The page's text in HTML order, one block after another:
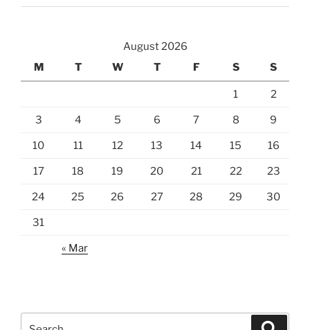
August 2026
M
T W T F S S
1 2
3 4 5 6 7 8 9
10 11 12 13 14 15 16
17 18 19 20 21 22 23
24 25 26 27 28 29 30
31
« Mar